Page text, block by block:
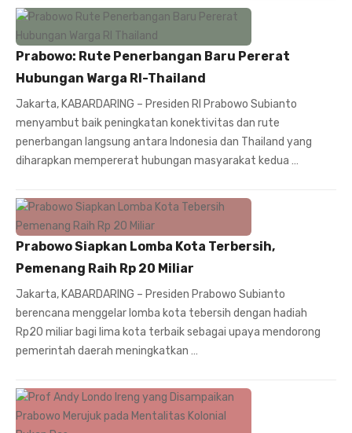
Prabowo: Rute Penerbangan Baru Pererat
Hubungan Warga RI-Thailand
Jakarta, KABARDARING – Presiden RI Prabowo Subianto
menyambut baik peningkatan konektivitas dan rute
penerbangan langsung antara Indonesia dan Thailand yang
diharapkan mempererat hubungan masyarakat kedua …
Prabowo Siapkan Lomba Kota Terbersih,
Pemenang Raih Rp 20 Miliar
Jakarta, KABARDARING – Presiden Prabowo Subianto
berencana menggelar lomba kota tebersih dengan hadiah
Rp20 miliar bagi lima kota terbaik sebagai upaya mendorong
pemerintah daerah meningkatkan …